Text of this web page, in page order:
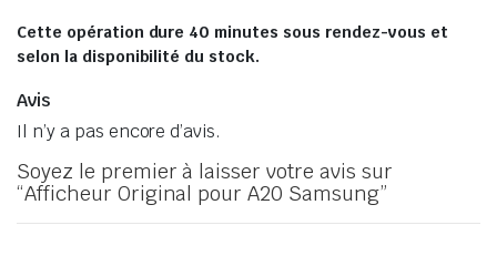
Cette opération dure 40 minutes sous rendez-vous et
selon la disponibilité du stock.
Avis
Il n’y a pas encore d’avis.
Soyez le premier à laisser votre avis sur
“Afficheur Original pour A20 Samsung”